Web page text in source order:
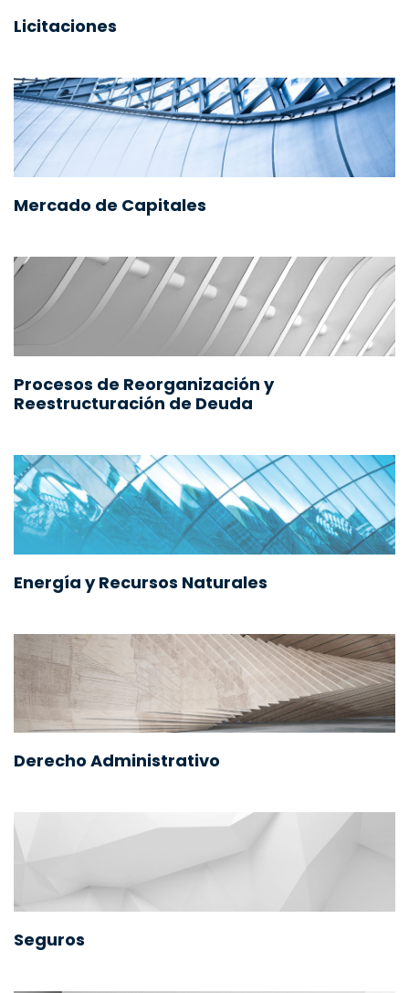
Licitaciones
Mercado de Capitales
Procesos de Reorganización y
Reestructuración de Deuda
Energía y Recursos Naturales
Derecho Administrativo
Seguros